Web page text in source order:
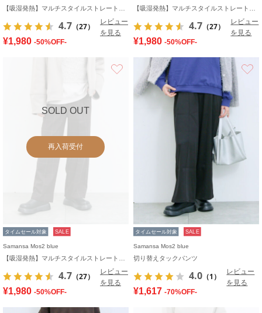
4.7 （27）
レビュー
を見る
¥1,980 -50%OFF-
4.7 （27）
レビュー
を見る
¥1,980 -50%OFF-
SOLD OUT
再入荷受付
お気に入り
タイムセール対象 SALE
Samansa Mos2 blue
4.7 （27）
レビュー
を見る
¥1,980 -50%OFF-
タイムセール対象 SALE
Samansa Mos2 blue
切り替えタックパンツ
4.0 （1）
レビュー
を見る
¥1,617 -70%OFF-